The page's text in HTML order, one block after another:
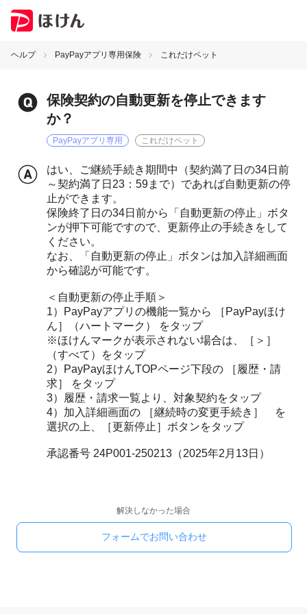
ヘルプ PayPayアプリ専用保険 これだけペット
保険契約の自動更新を停止できます
か？
PayPayアプリ専用 これだけペット
はい、ご継続手続き期間中（契約満了日の34日前
～契約満了日23：59まで）であれば自動更新の停
止ができます。
保険終了日の34日前から「自動更新の停止」ボタ
ンが押下可能ですので、更新停止の手続きをして
ください。
なお、「自動更新の停止」ボタンは加入詳細画面
から確認が可能です。
＜自動更新の停止手順＞
1）PayPayアプリの機能一覧から ［PayPayほけ
ん］（ハートマーク） をタップ
※ほけんマークが表示されない場合は、［＞］
（すべて）をタップ
2）PayPayほけんTOPページ下段の ［履歴・請
求］ をタップ
3）履歴・請求一覧より、対象契約をタップ
4）加入詳細画面の ［継続時の変更手続き］ を
選択の上、［更新停止］ボタンをタップ
承認番号 24P001-250213（2025年2月13日）
解決しなかった場合
フォームでお問い合わせ